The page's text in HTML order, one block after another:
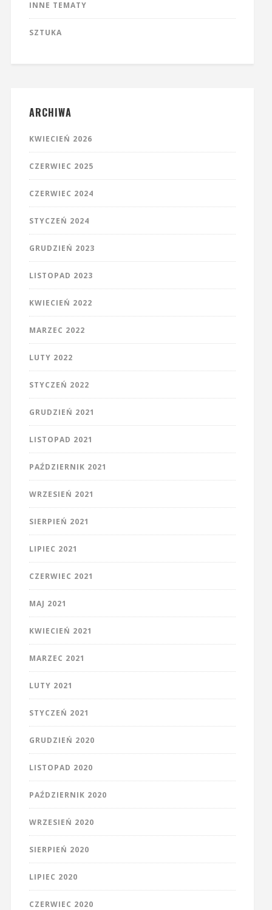
INNE TEMATY
SZTUKA
ARCHIWA
KWIECIEŃ 2026
CZERWIEC 2025
CZERWIEC 2024
STYCZEŃ 2024
GRUDZIEŃ 2023
LISTOPAD 2023
KWIECIEŃ 2022
MARZEC 2022
LUTY 2022
STYCZEŃ 2022
GRUDZIEŃ 2021
LISTOPAD 2021
PAŹDZIERNIK 2021
WRZESIEŃ 2021
SIERPIEŃ 2021
LIPIEC 2021
CZERWIEC 2021
MAJ 2021
KWIECIEŃ 2021
MARZEC 2021
LUTY 2021
STYCZEŃ 2021
GRUDZIEŃ 2020
LISTOPAD 2020
PAŹDZIERNIK 2020
WRZESIEŃ 2020
SIERPIEŃ 2020
LIPIEC 2020
CZERWIEC 2020